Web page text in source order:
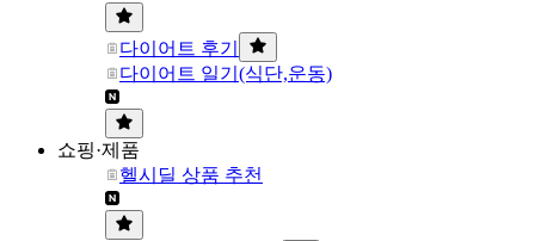
다이어트 후기
다이어트 일기(식단,운동)
쇼핑·제품
헬시딜 상품 추천